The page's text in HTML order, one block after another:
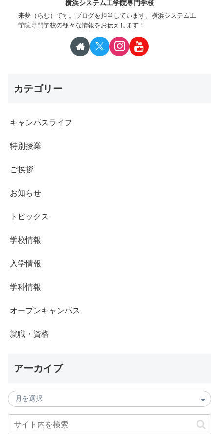
横浜システム工学院専門学校
来夢（らむ）です。ブログを担当しています。横浜システム工
学院専門学校の様々な情報をお伝えします！
カテゴリー
キャンパスライフ
特別授業
ご挨拶
お知らせ
トピックス
学校情報
入学情報
学科情報
オープンキャンパス
就職・資格
アーカイブ